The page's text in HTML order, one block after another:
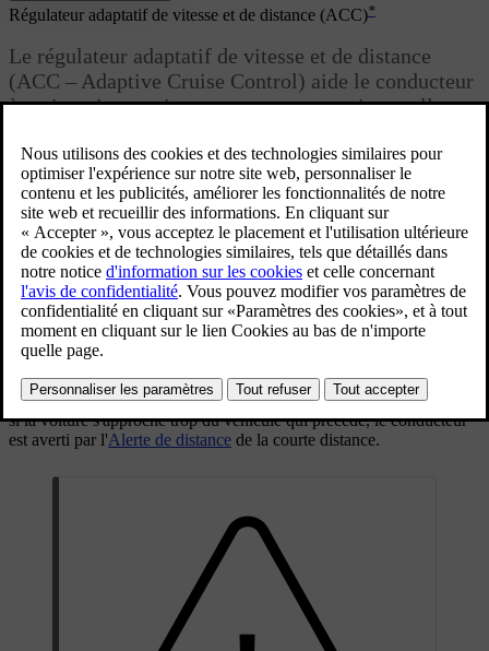
Mis à jour 08/06/2023
Régulateur adaptatif de vitesse et de distance (ACC)*
Le régulateur adaptatif de vitesse et de distance
(ACC – Adaptive Cruise Control) aide le conducteur
à maintenir une vitesse constante et un intervalle
Le régulateur adaptatif de vitesse permet une conduite plus
décontractée sur de longs trajets sur autoroute et les longues portions
de routes avec une circulation fluide.
Le conducteur règle lavitessesouhaitée et l'intervalle de temps à la
voiture qui précède. Lorsque le radar détecte un véhicule plus lent
devant la voiture, la vitesse est automatiquement adaptée en
conséquence. Une fois la voie libre, la vitesse de la voiture revient la
vitesse sélectionnée.
Si le régulateur adaptatif de vitesse est désactivé ou en mode veille et
si la voiture s'approche trop du véhicule qui précède, le conducteur
est averti par l'Alerte de distance de la courte distance.